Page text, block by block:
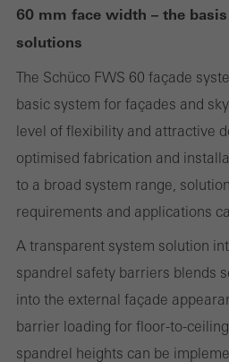
60 mm face width – the
solutions
The Schüco FWS 60 façade
basic system for façades and
level of flexibility and attractive
optimised fabrication and
to a broad system range,
requirements and applications
A transparent system solution
spandrel safety barriers blends
into the external façade
barrier loading for floor-to-
spandrel heights can be
Без этих файлов cookie некоторые
запрашиваемые услуги не могут
Статистические / аналитические
сайта и, следовательно, для
собирают информацию об
количестве посещений, средней
пребывания на сайте и